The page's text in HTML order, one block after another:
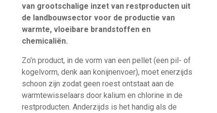
van grootschalige inzet van restproducten uit
de landbouwsector voor de productie van
warmte, vloeibare brandstoffen en
chemicaliën.
Zo’n product, in de vorm van een pellet (een pil- of
kogelvorm, denk aan konijnenvoer), moet enerzijds
schoon zijn zodat geen roest ontstaat aan de
warmtewisselaars door kalium en chlorine in de
restproducten. Anderzijds is het handig als de